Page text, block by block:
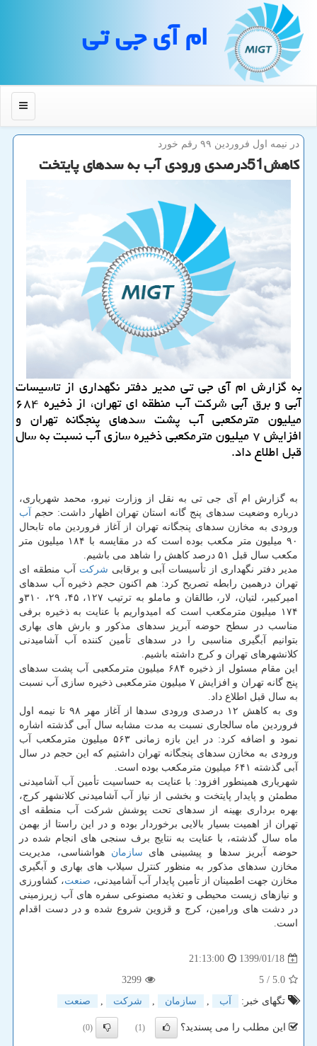
ام آی جی تی
منو
در نیمه اول فروردین ۹۹ رقم خورد
كاهش51درصدی ورودی آب به سدهای پایتخت
به گزارش ام آی جی تی مدیر دفتر نگهداری از تاسیسات
آبی و برق آبی شركت آب منطقه ای تهران، از ذخیره ۶۸۴
میلیون مترمكعبی آب پشت سدهای پنجگانه تهران و
افزایش ۷ میلیون مترمكعبی ذخیره سازی آب نسبت به سال
قبل اطلاع داد.
به گزارش ام آی جی تی به نقل از وزارت نیرو، محمد شهریاری،
درباره وضعیت سدهای پنج گانه استان تهران اظهار داشت: حجم آب
ورودی به مخازن سدهای پنجگانه تهران از آغاز فروردین ماه تابحال
۹۰ میلیون متر مكعب بوده است كه در مقایسه با ۱۸۴ میلیون متر
مكعب سال قبل ۵۱ درصد كاهش را شاهد می باشیم.
مدیر دفتر نگهداری از تأسیسات آبی و برقابی شركت آب منطقه ای
تهران درهمین رابطه تصریح كرد: هم اكنون حجم ذخیره آب سدهای
امیركبیر، لتیان، لار، طالقان و ماملو به ترتیب ۱۲۷، ۴۵، ۲۹، ۳۱۰و
۱۷۴ میلیون مترمكعب است كه امیدواریم با عنایت به ذخیره برفی
مناسب در سطح حوضه آبریز سدهای مذكور و بارش های بهاری
بتوانیم آبگیری مناسبی را در سدهای تأمین كننده آب آشامیدنی
كلانشهرهای تهران و كرج داشته باشیم.
این مقام مسئول از ذخیره ۶۸۴ میلیون مترمكعبی آب پشت سدهای
پنج گانه تهران و افزایش ۷ میلیون مترمكعبی ذخیره سازی آب نسبت
به سال قبل اطلاع داد.
وی به كاهش ۱۲ درصدی ورودی سدها از آغاز مهر ۹۸ تا نیمه اول
فروردین ماه سالجاری نسبت به مدت مشابه سال آبی گذشته اشاره
نمود و اضافه كرد: در این بازه زمانی ۵۶۳ میلیون مترمكعب آب
ورودی به مخازن سدهای پنجگانه تهران داشتیم كه این حجم در سال
آبی گذشته ۶۴۱ میلیون مترمكعب بوده است.
شهریاری همینطور افزود: با عنایت به حساسیت تأمین آب آشامیدنی
مطمئن و پایدار پایتخت و بخشی از نیاز آب آشامیدنی كلانشهر كرج،
بهره برداری بهینه از سدهای تحت پوشش شركت آب منطقه ای
تهران از اهمیت بسیار بالایی برخوردار بوده و در این راستا از بهمن
ماه سال گذشته، با عنایت به نتایج برف سنجی های انجام شده در
حوضه آبریز سدها و پیشبینی های سازمان هواشناسی، مدیریت
مخازن سدهای مذكور به منظور كنترل سیلاب های بهاری و آبگیری
مخازن جهت اطمینان از تأمین پایدار آب آشامیدنی، صنعت، كشاورزی
و نیازهای زیست محیطی و تغذیه مصنوعی سفره های آب زیرزمینی
در دشت های ورامین، كرج و قزوین شروع شده و در دست اقدام
است.
1399/01/18
21:13:00
5.0
/ 5
3299
تگهای خبر:
آب , سازمان , شركت , صنعت
این مطلب را می پسندید؟ (1)
(0)